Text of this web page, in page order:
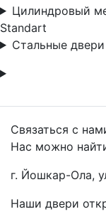
Цилиндровый
Standart
Стальные
Связаться с
Нас можно
г. Йошкар-Ола,
Наши двери